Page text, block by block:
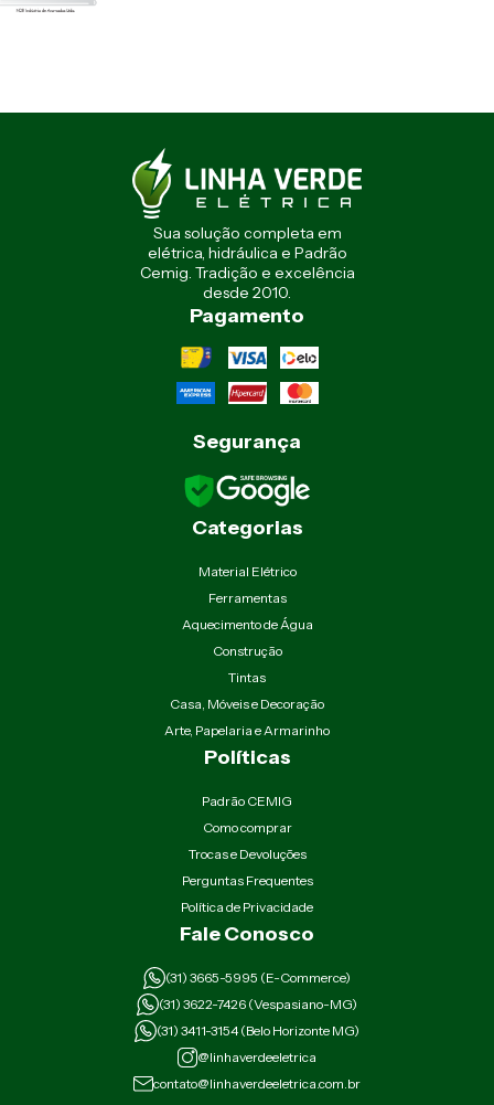
Sua solução completa em
elétrica, hidráulica e Padrão
Cemig. Tradição e excelência
desde 2010.
Pagamento
Segurança
Categorias
Material Elétrico
Ferramentas
Aquecimento de Água
Construção
Tintas
Casa, Móveis e Decoração
Arte, Papelaria e Armarinho
Políticas
Padrão CEMIG
Como comprar
Trocas e Devoluções
Perguntas Frequentes
Política de Privacidade
Fale Conosco
(31) 3665-5995 (E-Commerce)
(31) 3622-7426 (Vespasiano-MG)
(31) 3411-3154 (Belo Horizonte MG)
@linhaverdeeletrica
contato@linhaverdeeletrica.com.br